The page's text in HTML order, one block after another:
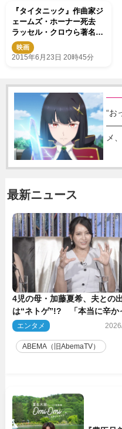
『タイタニック』作曲家ジ
ェームズ・ホーナー死去
ラッセル・クロウら著名人
が哀悼
映画
2015年6月23日 20時45分
“お
――
メ
最新ニュース
4児の母・加藤夏希、夫との
は“ネトゲ”!? 「本当に辛か
た」“極寒プロポーズ”も告白
エンタメ
ABEMA（旧AbemaTV）